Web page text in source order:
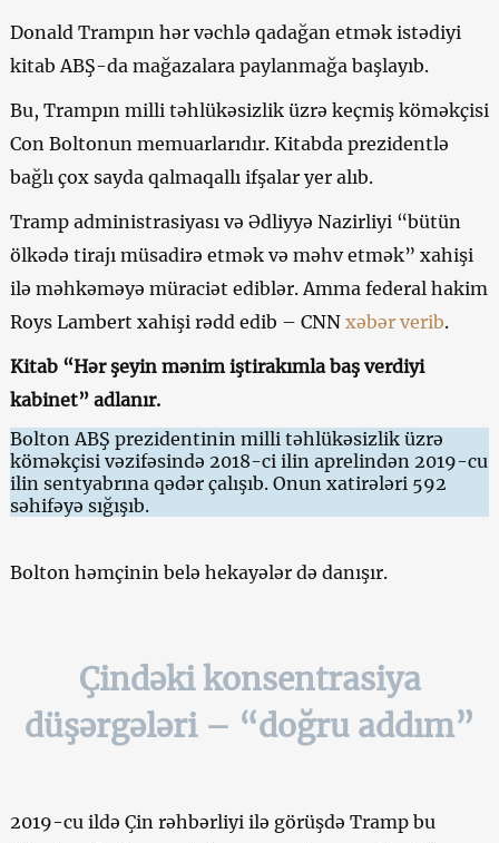
Donald Trampın hər vəchlə qadağan etmək istədiyi
kitab ABŞ-da mağazalara paylanmağa başlayıb.
Bu, Trampın milli təhlükəsizlik üzrə keçmiş köməkçisi
Con Boltonun memuarlarıdır. Kitabda prezidentlə
bağlı çox sayda qalmaqallı ifşalar yer alıb.
Tramp administrasiyası və Ədliyyə Nazirliyi “bütün
ölkədə tirajı müsadirə etmək və məhv etmək” xahişi
ilə məhkəməyə müraciət ediblər. Amma federal hakim
Roys Lambert xahişi rədd edib – CNN xəbər verib.
Kitab “Hər şeyin mənim iştirakımla baş verdiyi
kabinet” adlanır.
Bolton ABŞ prezidentinin milli təhlükəsizlik üzrə
köməkçisi vəzifəsində 2018-ci ilin aprelindən 2019-cu
ilin sentyabrına qədər çalışıb. Onun xatirələri 592
səhifəyə sığışıb.
Bolton həmçinin belə hekayələr də danışır.
Çindəki konsentrasiya
düşərgələri – “doğru addım”
2019-cu ildə Çin rəhbərliyi ilə görüşdə Tramp bu